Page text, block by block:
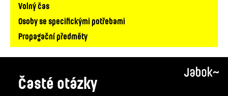
Volný čas
Osoby se specifickými potřebami
Propagační předměty
Časté otázky